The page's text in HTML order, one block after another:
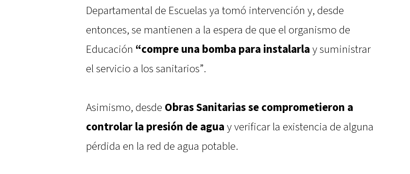
Departamental de Escuelas ya tomó intervención y, desde
entonces, se mantienen a la espera de que el organismo de
Educación “compre una bomba para instalarla y suministrar
el servicio a los sanitarios”.
Asimismo, desde Obras Sanitarias se comprometieron a
controlar la presión de agua y verificar la existencia de alguna
pérdida en la red de agua potable.